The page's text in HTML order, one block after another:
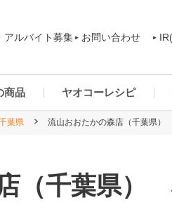
アルバイト募集 お問い合わせ
商品 ヤオコーレシピ
葉県 流山おおたかの森店（千葉県）
（千葉県）